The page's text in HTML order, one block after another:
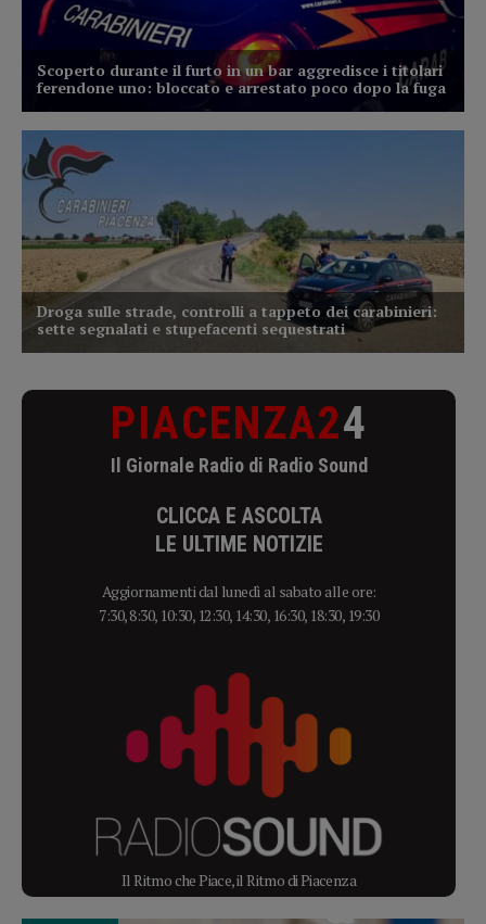
PIACENZA24
Il Giornale Radio di Radio Sound
CLICCA E ASCOLTA
LE ULTIME NOTIZIE
Aggiornamenti dal lunedì al sabato alle ore:
7:30, 8:30, 10:30, 12:30, 14:30, 16:30, 18:30, 19:30
Il Ritmo che Piace, il Ritmo di Piacenza